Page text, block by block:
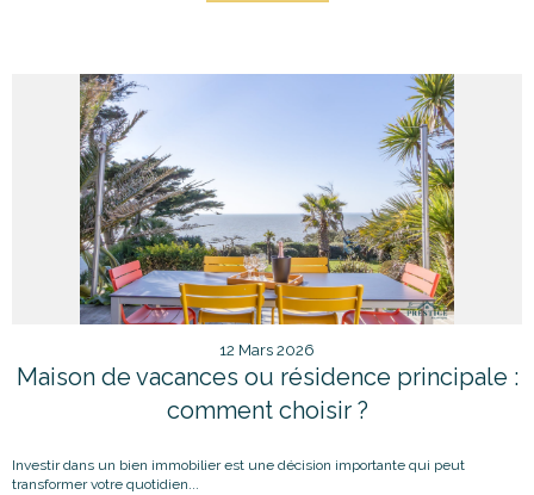
12 Mars 2026
Maison de vacances ou résidence principale :
comment choisir ?
Investir dans un bien immobilier est une décision importante qui peut
transformer votre quotidien...